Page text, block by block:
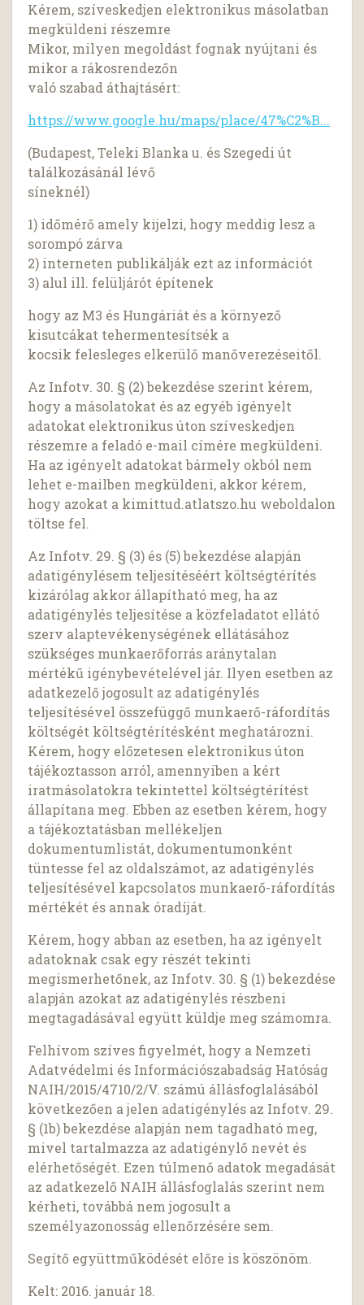
Kérem, szíveskedjen elektronikus másolatban
megküldeni részemre
Mikor, milyen megoldást fognak nyújtani és
mikor a rákosrendezőn
való szabad áthajtásért:
https://www.google.hu/maps/place/47%C2%B...
(Budapest, Teleki Blanka u. és Szegedi út
találkozásánál lévő
síneknél)
1) időmérő amely kijelzi, hogy meddig lesz a
sorompó zárva
2) interneten publikálják ezt az információt
3) alul ill. felüljárót építenek
hogy az M3 és Hungáriát és a környező
kisutcákat tehermentesítsék a
kocsik felesleges elkerülő manőverezéseitől.
Az Infotv. 30. § (2) bekezdése szerint kérem,
hogy a másolatokat és az egyéb igényelt
adatokat elektronikus úton szíveskedjen
részemre a feladó e-mail címére megküldeni.
Ha az igényelt adatokat bármely okból nem
lehet e-mailben megküldeni, akkor kérem,
hogy azokat a kimittud.atlatszo.hu weboldalon
töltse fel.
Az Infotv. 29. § (3) és (5) bekezdése alapján
adatigénylésem teljesítéséért költségtérítés
kizárólag akkor állapítható meg, ha az
adatigénylés teljesítése a közfeladatot ellátó
szerv alaptevékenységének ellátásához
szükséges munkaerőforrás aránytalan
mértékű igénybevételével jár. Ilyen esetben az
adatkezelő jogosult az adatigénylés
teljesítésével összefüggő munkaerő-ráfordítás
költségét költségtérítésként meghatározni.
Kérem, hogy előzetesen elektronikus úton
tájékoztasson arról, amennyiben a kért
iratmásolatokra tekintettel költségtérítést
állapítana meg. Ebben az esetben kérem, hogy
a tájékoztatásban mellékeljen
dokumentumlistát, dokumentumonként
tüntesse fel az oldalszámot, az adatigénylés
teljesítésével kapcsolatos munkaerő-ráfordítás
mértékét és annak óradíját.
Kérem, hogy abban az esetben, ha az igényelt
adatoknak csak egy részét tekinti
megismerhetőnek, az Infotv. 30. § (1) bekezdése
alapján azokat az adatigénylés részbeni
megtagadásával együtt küldje meg számomra.
Felhívom szíves figyelmét, hogy a Nemzeti
Adatvédelmi és Információszabadság Hatóság
NAIH/2015/4710/2/V. számú állásfoglalásából
következően a jelen adatigénylés az Infotv. 29.
§ (1b) bekezdése alapján nem tagadható meg,
mivel tartalmazza az adatigénylő nevét és
elérhetőségét. Ezen túlmenő adatok megadását
az adatkezelő NAIH állásfoglalás szerint nem
kérheti, továbbá nem jogosult a
személyazonosság ellenőrzésére sem.
Segítő együttműködését előre is köszönöm.
Kelt: 2016. január 18.